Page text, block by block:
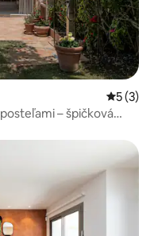
5 (3)
– špičková